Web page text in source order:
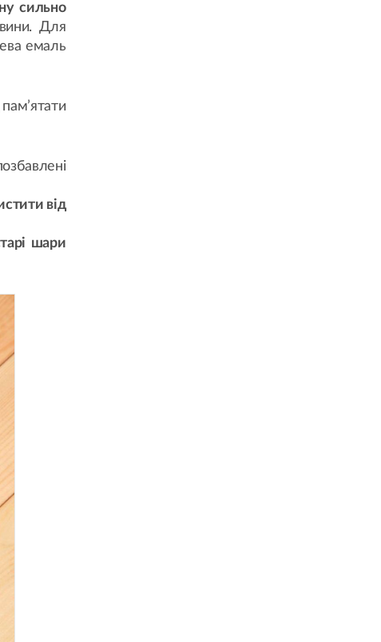
сильно
Для
емаль
від
шари